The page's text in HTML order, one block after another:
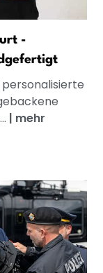
-
| mehr